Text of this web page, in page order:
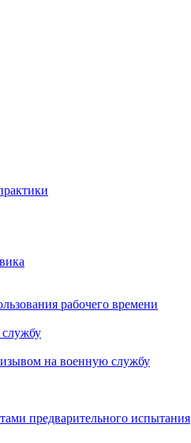
рабочего времени
на военную службу
предварительного испытания